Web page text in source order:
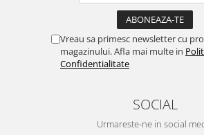
Vreau sa primesc newsletter cu
magazinului. Afla mai multe in
Confidentialitate
SOCIAL
Urmareste-ne in social